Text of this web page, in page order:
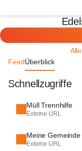
FeedÜberblick
Schnellzugriffe
Müll Trennhilfe
Externe URL
Meine Gemeinde
Externe URL